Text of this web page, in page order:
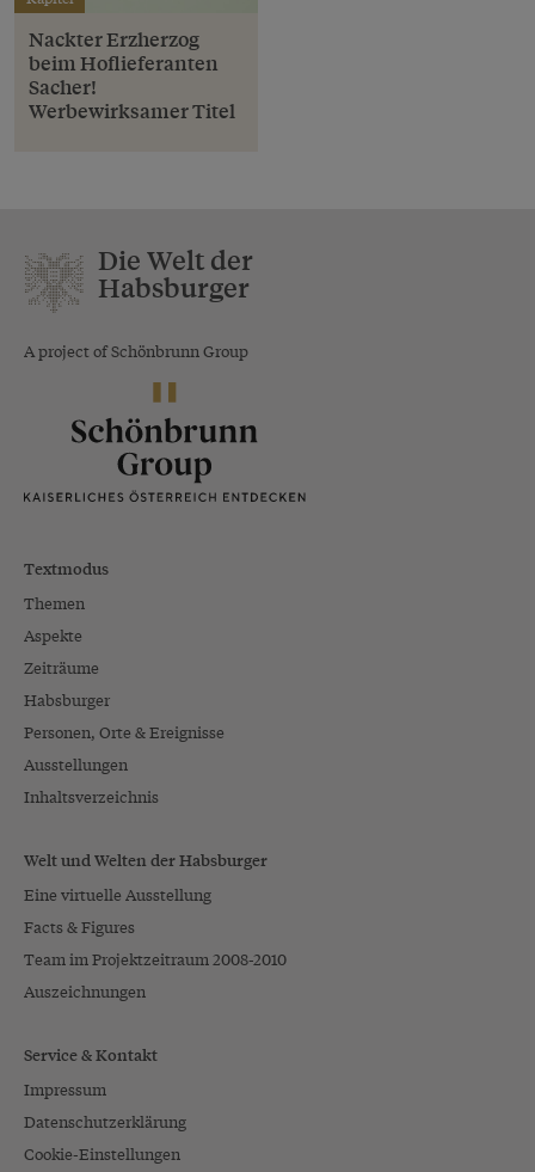
Nackter Erzherzog
beim Hoflieferanten
Sacher!
Werbewirksamer Titel
Die Welt der
Habsburger
A project of Schönbrunn Group
Textmodus
Themen
Aspekte
Zeiträume
Habsburger
Personen, Orte & Ereignisse
Ausstellungen
Inhaltsverzeichnis
Welt und Welten der Habsburger
Eine virtuelle Ausstellung
Facts & Figures
Team im Projektzeitraum 2008-2010
Auszeichnungen
Service & Kontakt
Impressum
Datenschutzerklärung
Cookie-Einstellungen